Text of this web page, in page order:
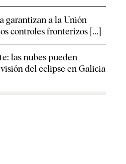
garantizan a la Unión
controles fronterizos [...]
las nubes pueden
del eclipse en Galicia